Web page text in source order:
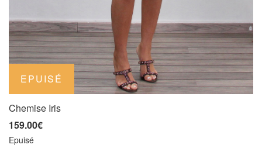
Chemise Iris
159.00€
Epuisé